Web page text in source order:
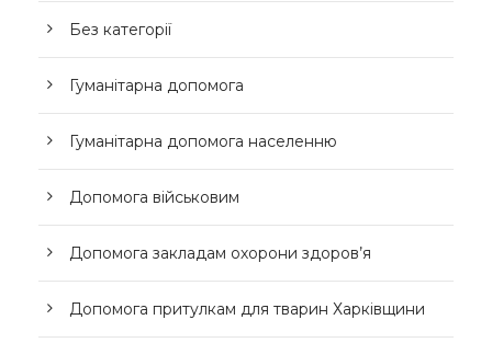
Без категорії
Гуманітарна допомога
Гуманітарна допомога населенню
Допомога військовим
Допомога закладам охорони здоров’я
Допомога притулкам для тварин Харківщини